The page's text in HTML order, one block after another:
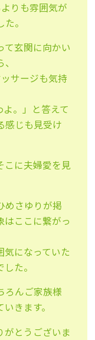
りも雰囲気が
。
て玄関に向かい
サージも気持
。」と答えて
感じも見受け
こに夫婦愛を見
めさゆりが掲
はここに繋がっ
気になっていた
た。
ろんご家族様
きます。
がとうございま